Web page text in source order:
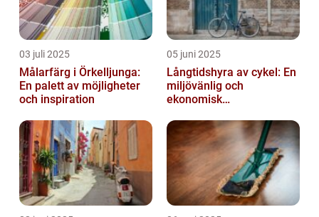
03 juli 2025
Målarfärg i Örkelljunga:
En palett av möjligheter
och inspiration
05 juni 2025
Långtidshyra av cykel: En
miljövänlig och
ekonomisk